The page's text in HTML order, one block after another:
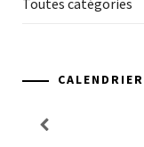
Toutes catégories
CALENDRIER